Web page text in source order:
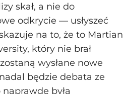
skał, a nie do
odkrycie — usłyszeć
na to, że to Martian
który nie brał
wysłane nowe
będzie debata ze
była